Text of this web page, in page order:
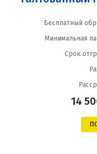
Бесплатный
Минимальная
Срок
14